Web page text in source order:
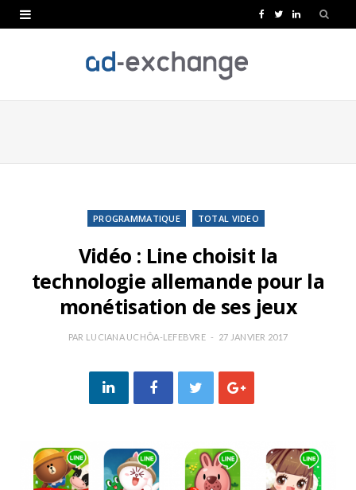
e
T
t
L
k
PROGRAMMATIQUE TOTAL VIDEO
Vidéo : Line choisit la
technologie allemande pour la
monétisation de ses jeux
PAR LUCIANA UCHÔA-LEFEBVRE 27 JANVIER 2017